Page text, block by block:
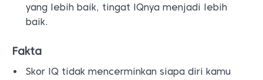
yang lebih baik, tingat IQnya menjadi lebih
baik.
Fakta
Skor IQ tidak mencerminkan siapa diri kamu